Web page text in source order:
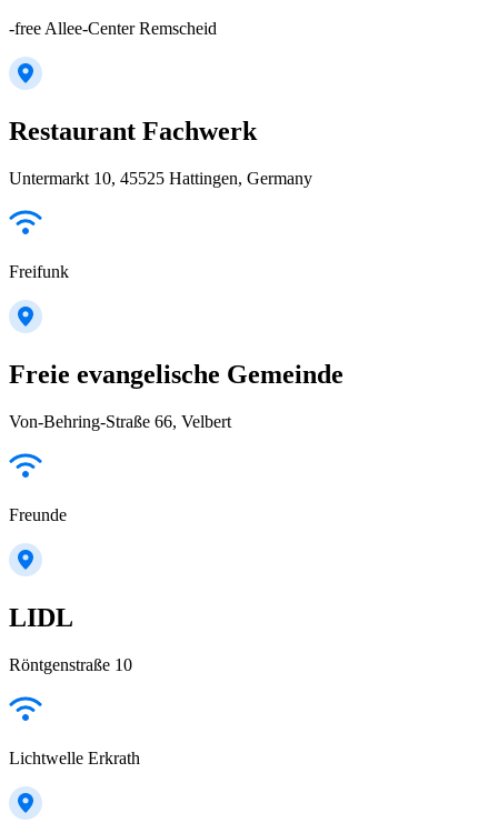
-free Allee-Center Remscheid
Restaurant Fachwerk
Untermarkt 10, 45525 Hattingen, Germany
Freifunk
Freie evangelische Gemeinde
Von-Behring-Straße 66, Velbert
Freunde
LIDL
Röntgenstraße 10
Lichtwelle Erkrath